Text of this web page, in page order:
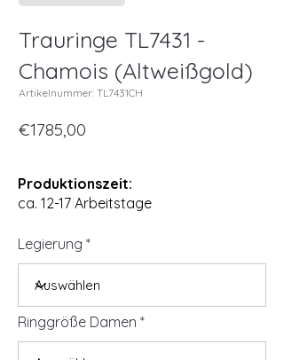
Trauringe TL7431 -
Chamois (Altweißgold)
Artikelnummer: TL7431CH
€1785,00
Produktionszeit:
ca. 12-17 Arbeitstage
Legierung
Ringgröße Damen